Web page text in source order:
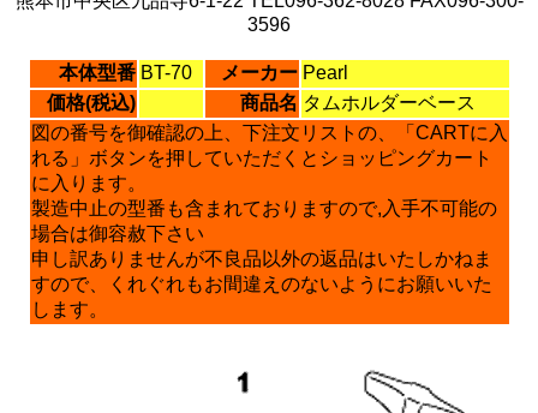
3596
本体型番 BT-70 メーカー Pearl
価格(税込)
商品名 タムホルダーベース
図の番号を御確認の上、下注文リストの、「CARTに入
れる」ボタンを押していただくとショッピングカート
に入ります。
製造中止の型番も含まれておりますので,入手不可能の
場合は御容赦下さい
申し訳ありませんが不良品以外の返品はいたしかねま
すので、くれぐれもお間違えのないようにお願いいた
します。